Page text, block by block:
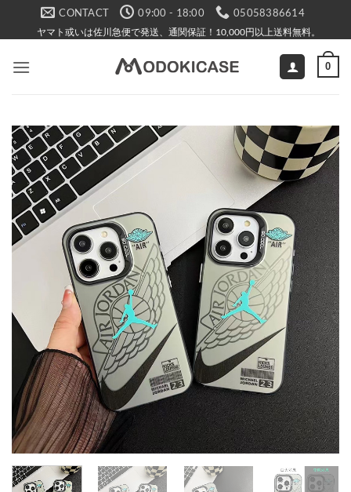
CONTACT 09:00 - 18:00 05058386614
ヤマト或いは佐川急便で発送、通関保証！10,000円以上送料無料。
0